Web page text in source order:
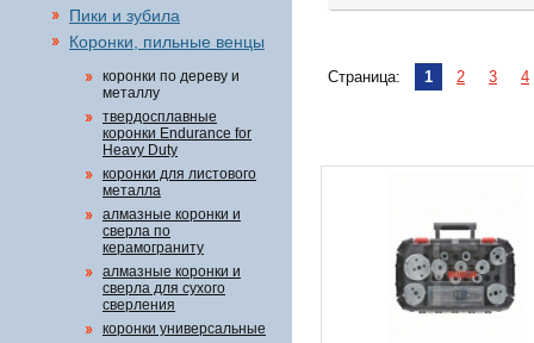
Пики и зубила
Коронки, пильные венцы
коронки по дереву и
металлу
твердосплавные
коронки Endurance for
Heavy Duty
коронки для листового
металла
алмазные коронки и
сверла по
керамограниту
алмазные коронки и
сверла для сухого
сверления
коронки универсальные
Страница: 1 2 3 4